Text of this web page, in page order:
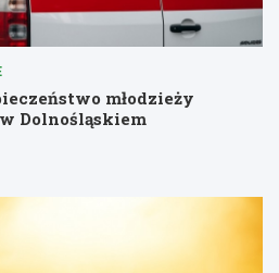
młodzieży
Dolnośląskiem